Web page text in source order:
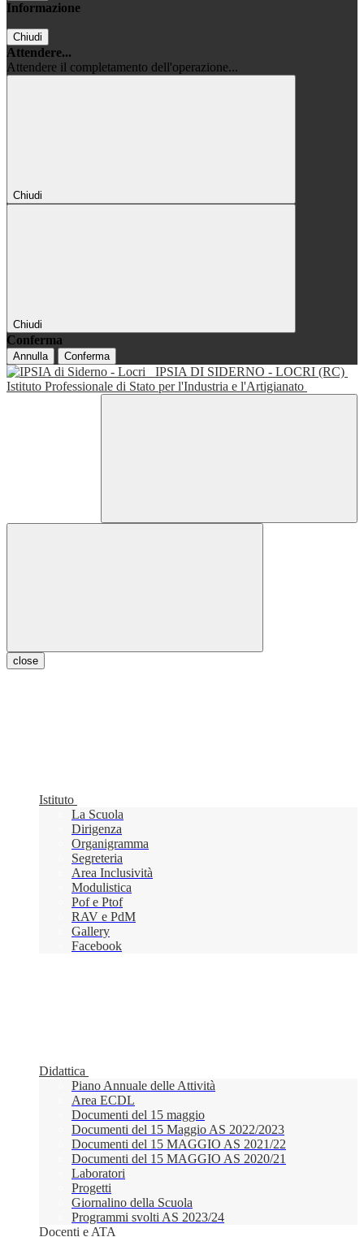
Informazione
Chiudi
Attendere...
Attendere il completamento dell'operazione...
Chiudi
Chiudi
Conferma
Annulla Conferma
IPSIA DI SIDERNO - LOCRI (RC)
Istituto Professionale di Stato per l'Industria e l'Artigianato
close
Istituto
La Scuola
Dirigenza
Organigramma
Segreteria
Area Inclusività
Modulistica
Pof e Ptof
RAV e PdM
Gallery
Facebook
Didattica
Piano Annuale delle Attività
Area ECDL
Documenti del 15 maggio
Documenti del 15 Maggio AS 2022/2023
Documenti del 15 MAGGIO AS 2021/22
Documenti del 15 MAGGIO AS 2020/21
Laboratori
Progetti
Giornalino della Scuola
Programmi svolti AS 2023/24
Docenti e ATA